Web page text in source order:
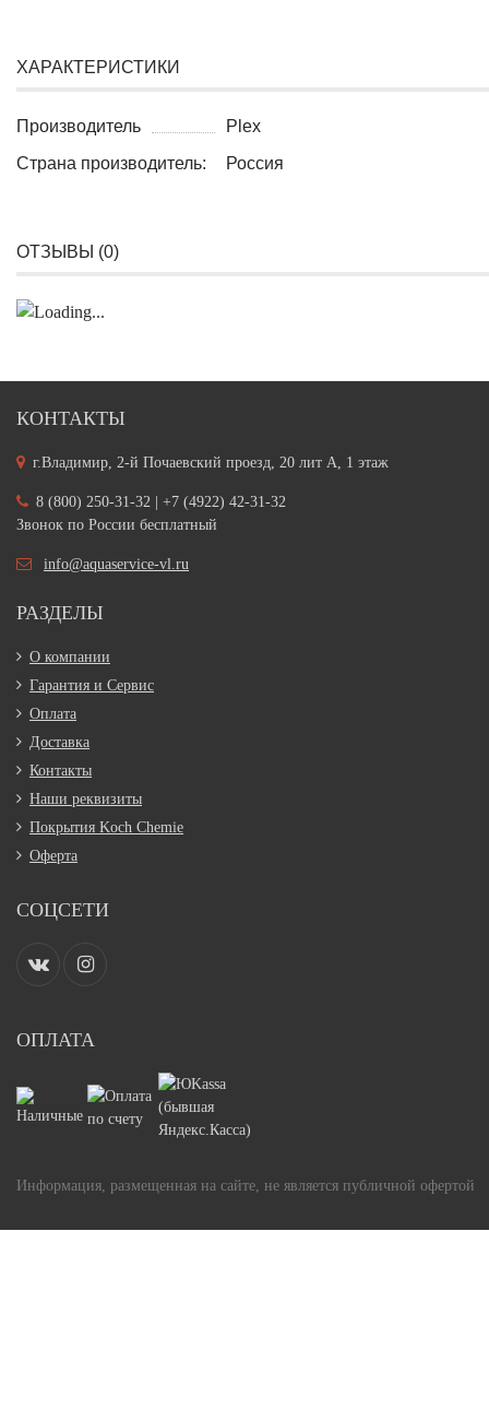
ХАРАКТЕРИСТИКИ
Производитель
Plex
Страна производитель:
Россия
ОТЗЫВЫ (0)
КОНТАКТЫ
г.Владимир, 2-й Почаевский проезд, 20 лит А, 1 этаж
8 (800) 250-31-32 | +7 (4922) 42-31-32
Звонок по России бесплатный
info@aquaservice-vl.ru
РАЗДЕЛЫ
О компании
Гарантия и Сервис
Оплата
Доставка
Контакты
Наши реквизиты
Покрытия Koch Chemie
Оферта
СОЦСЕТИ
ОПЛАТА
Информация, размещенная на сайте, не является публичной офертой